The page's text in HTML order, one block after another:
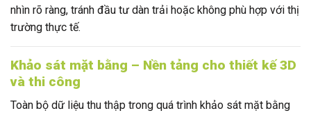
nhìn rõ ràng, tránh đầu tư dàn trải hoặc không phù hợp với thị
trường thực tế.
Khảo sát mặt bằng – Nền tảng cho thiết kế 3D
và thi công
Toàn bộ dữ liệu thu thập trong quá trình khảo sát mặt bằng